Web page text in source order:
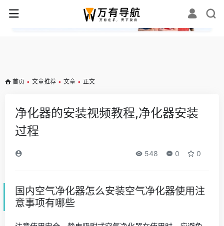
✕
首页 • 文章推荐 • 文章 • 正文
净化器的安装视频教程,净化器安装
过程
548 0 0
国内空气净化器怎么安装空气净化器使用注
意事项有哪些